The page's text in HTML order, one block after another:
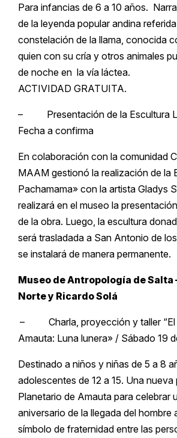
Para infancias de 6 a 10 años.
de la leyenda popular andina
constelación de la llama, conocida
quien con su cría y otros animales
de noche en la vía láctea.
ACTIVIDAD GRATUITA.
– Presentación de la Escultura
Fecha a confirma
En colaboración con la comunidad
MAAM gestionó la realización de la
Pachamama» con la artista Gladys
realizará en el museo la
de la obra. Luego, la escultura
será trasladada a San Antonio de
se instalará de manera permanente.
Museo de Antropología de Salta
Norte y Ricardo Solá
– Charla, proyección y taller “El
Amauta: Luna lunera» / Sábado 19
Destinado a niños y niñas de 5 a 8
adolescentes de 12 a 15. Una
Planetario de Amauta para celebrar
aniversario de la llegada del hombre
símbolo de fraternidad entre las